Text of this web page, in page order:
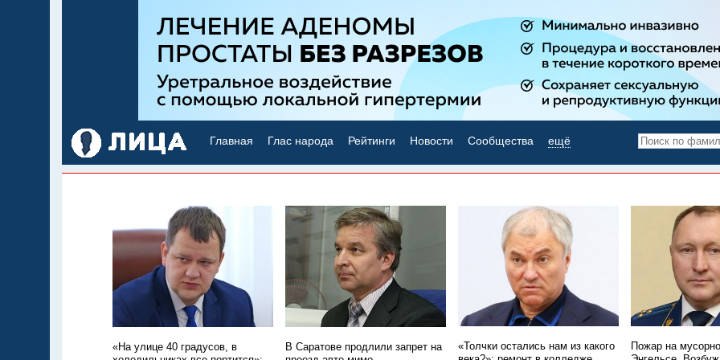
Главная Глас народа Рейтинги Новости Сообщества ещё
«На улице 40 градусов, в
В Саратове продлили запрет на
«Толчки остались нам из какого
Пожар на